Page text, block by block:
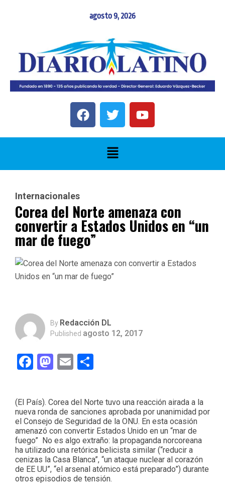
agosto 9, 2026
Internacionales
Corea del Norte amenaza con
convertir a Estados Unidos en “un
mar de fuego”
By Redacción DL
Published agosto 12, 2017
Facebook
Mastodon
Email
(El País). Corea del Norte tuvo una reacción airada a la
nueva ronda de sanciones aprobada por unanimidad por
el Consejo de Seguridad de la ONU. En esta ocasión
amenazó con convertir Estados Unido en un “mar de
fuego” No es algo extraño: la propaganda norcoreana
ha utilizado una retórica belicista similar (“reducir a
cenizas la Casa Blanca”, “un ataque nuclear al corazón
de EE UU”, “el arsenal atómico está preparado”) durante
otros episodios de tensión.